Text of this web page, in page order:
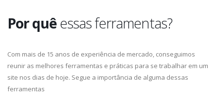
Por quêessas ferramentas?
Com mais de 15 anos de experiência de mercado, conseguimos
reunir as melhores ferramentas e práticas para se trabalhar em um
site nos dias de hoje. Segue a importância de alguma dessas
ferramentas